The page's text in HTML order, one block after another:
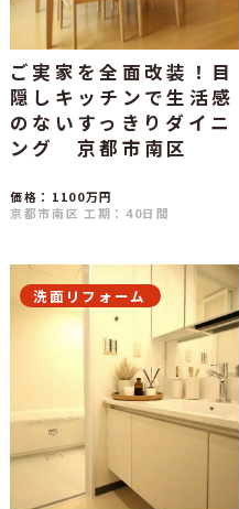
ご実家を全面改装！目
隠しキッチンで生活感
のないすっきりダイニ
ング 京都市南区
価格：1100万円
京都市南区 工期：40日間
洗面リフォーム